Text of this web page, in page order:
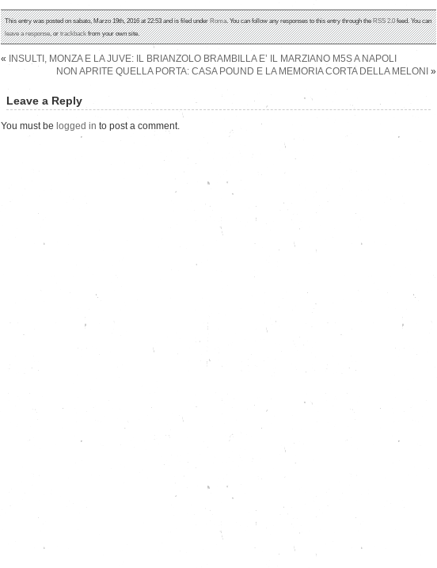
This entry was posted on sabato, Marzo 19th, 2016 at 22:53 and is filed underRoma. You can follow any responses to this entry through theRSS 2.0feed. You can
leave a response, ortrackbackfrom your own site.
«
INSULTI, MONZA E LA JUVE: IL BRIANZOLO BRAMBILLA E’ IL MARZIANO M5S A NAPOLI
NON APRITE QUELLA PORTA: CASA POUND E LA MEMORIA CORTA DELLA MELONI »
Leave a Reply
You must be logged in to post a comment.